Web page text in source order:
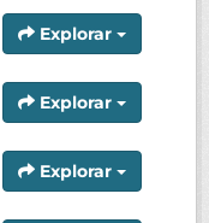
Explorar
Explorar
Explorar